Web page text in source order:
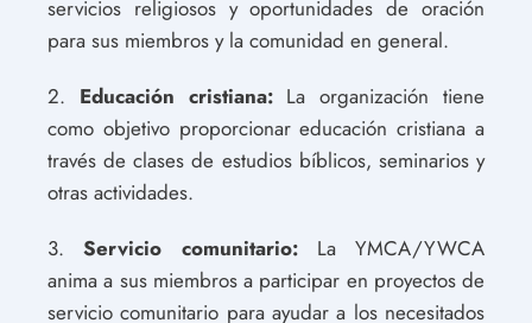
servicios religiosos y oportunidades de oración
para sus miembros y la comunidad en general.
2. Educación cristiana:La organización tiene
como objetivo proporcionar educación cristiana a
través de clases de estudios bíblicos, seminarios y
otras actividades.
3.Servicio comunitario:La YMCA/YWCA
anima a sus miembros a participar en proyectos de
servicio comunitario para ayudar a los necesitados